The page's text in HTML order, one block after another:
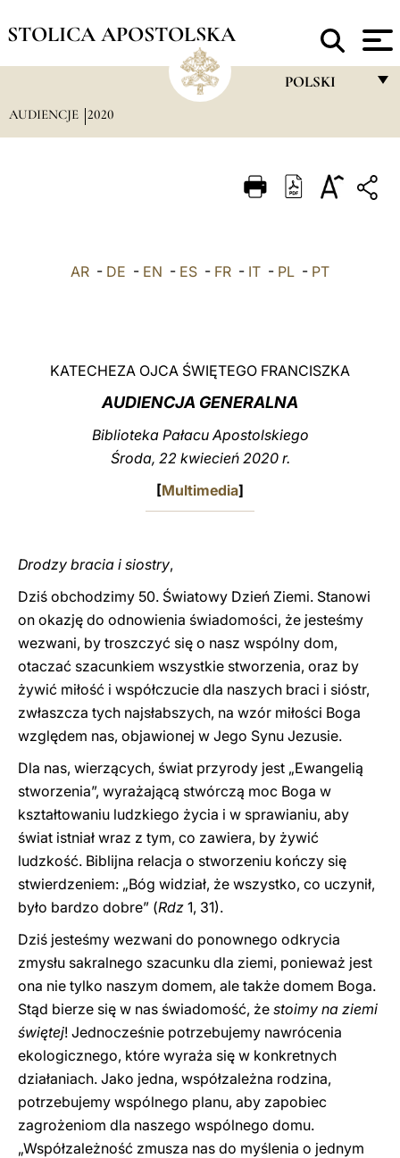
STOLICA APOSTOLSKA
POLSKI
ITALIANO
中文
LATINE
AUDIENCJE 2020
AR - DE - EN - ES - FR - IT - PL - PT
KATECHEZA OJCA ŚWIĘTEGO FRANCISZKA
AUDIENCJA GENERALNA
Biblioteka Pałacu Apostolskiego
Środa, 22 kwiecień 2020 r.
[Multimedia]
Drodzy bracia i siostry,
Dziś obchodzimy 50. Światowy Dzień Ziemi. Stanowi
on okazję do odnowienia świadomości, że jesteśmy
wezwani, by troszczyć się o nasz wspólny dom,
otaczać szacunkiem wszystkie stworzenia, oraz by
żywić miłość i współczucie dla naszych braci i sióstr,
zwłaszcza tych najsłabszych, na wzór miłości Boga
względem nas, objawionej w Jego Synu Jezusie.
Dla nas, wierzących, świat przyrody jest „Ewangelią
stworzenia”, wyrażającą stwórczą moc Boga w
kształtowaniu ludzkiego życia i w sprawianiu, aby
świat istniał wraz z tym, co zawiera, by żywić
ludzkość. Biblijna relacja o stworzeniu kończy się
stwierdzeniem: „Bóg widział, że wszystko, co uczynił,
było bardzo dobre” (Rdz 1, 31).
Dziś jesteśmy wezwani do ponownego odkrycia
zmysłu sakralnego szacunku dla ziemi, ponieważ jest
ona nie tylko naszym domem, ale także domem Boga.
Stąd bierze się w nas świadomość, że stoimy na ziemi
świętej! Jednocześnie potrzebujemy nawrócenia
ekologicznego, które wyraża się w konkretnych
działaniach. Jako jedna, współzależna rodzina,
potrzebujemy wspólnego planu, aby zapobiec
zagrożeniom dla naszego wspólnego domu.
„Współzależność zmusza nas do myślenia o jednym